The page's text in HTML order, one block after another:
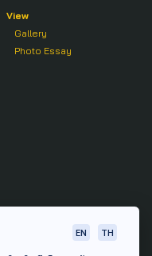
View
Gallery
Photo Essay
EN TH